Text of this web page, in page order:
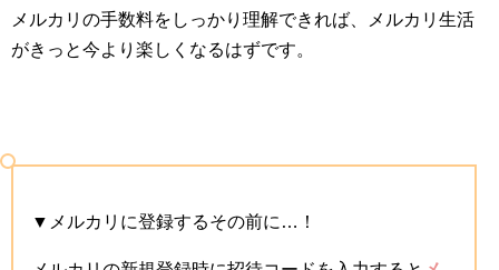
メルカリの手数料をしっかり理解できれば、メルカリ生活
がきっと今より楽しくなるはずです。
▼メルカリに登録するその前に…！